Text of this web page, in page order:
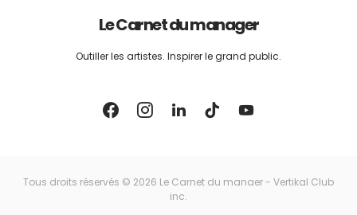
Le Carnet du manager
Outiller les artistes. Inspirer le grand public.
Tous droits réservés © 2026 Le Carnet du manaer - Vertikal Club
inc.